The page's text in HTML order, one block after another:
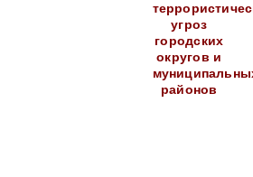
угроз
городских
округов и
районов